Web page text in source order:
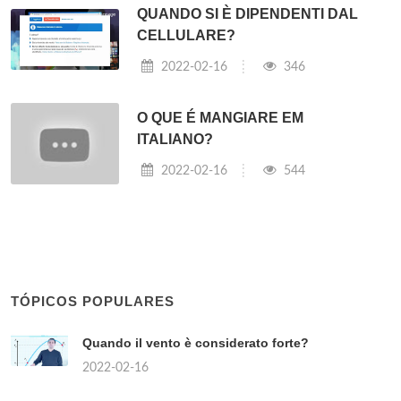
QUANDO SI È DIPENDENTI DAL
CELLULARE?
2022-02-16 346
O QUE É MANGIARE EM
ITALIANO?
2022-02-16 544
TÓPICOS POPULARES
Quando il vento è considerato forte?
2022-02-16